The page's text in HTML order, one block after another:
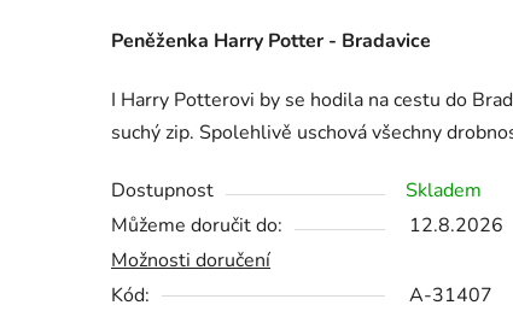
je
z
5
hvězdiček.
Peněženka Harry Potter - Bradavice
I Harry Potterovi by se hodila na cestu do
suchý zip. Spolehlivě uschová všechny
Dostupnost
Skladem
Můžeme doručit do:
12.8.2026
Možnosti doručení
Kód:
A-31407